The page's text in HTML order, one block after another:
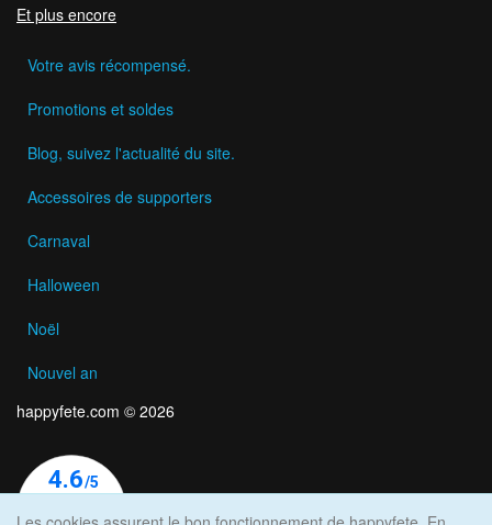
Et plus encore
Votre avis récompensé.
Promotions et soldes
Blog, suivez l'actualité du site.
Accessoires de supporters
Carnaval
Halloween
Noël
Nouvel an
happyfete.com © 2026